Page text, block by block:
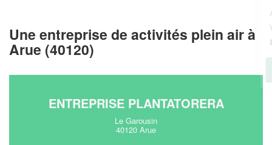
Une entreprise de activités plein air à
Arue (40120)
ENTREPRISE PLANTATORERA
Le Garousin
40120 Arue
vos
marges
tout en gagnant de
nouveaux clients!